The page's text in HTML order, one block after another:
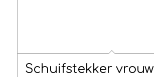
Schuifstekker vrouw